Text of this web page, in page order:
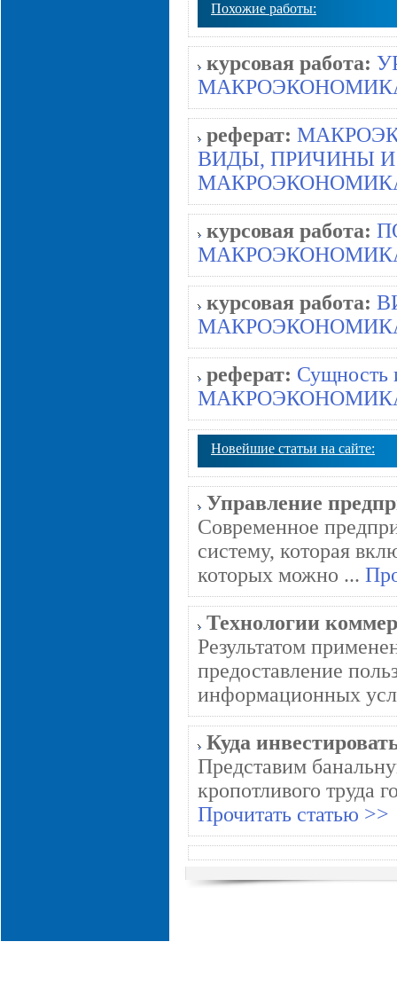
Похожие работы:
курсовая работа:
реферат:
ВИДЫ, ПРИЧИНЫ
курсовая работа:
курсовая работа:
реферат: Сущность
Новейшие статьи на сайте:
Управление
Современное
систему, которая
которых можно ...
Технологии
Результатом
предоставление
информационных
Куда
Представим
кропотливого труда
Прочитать статью >>